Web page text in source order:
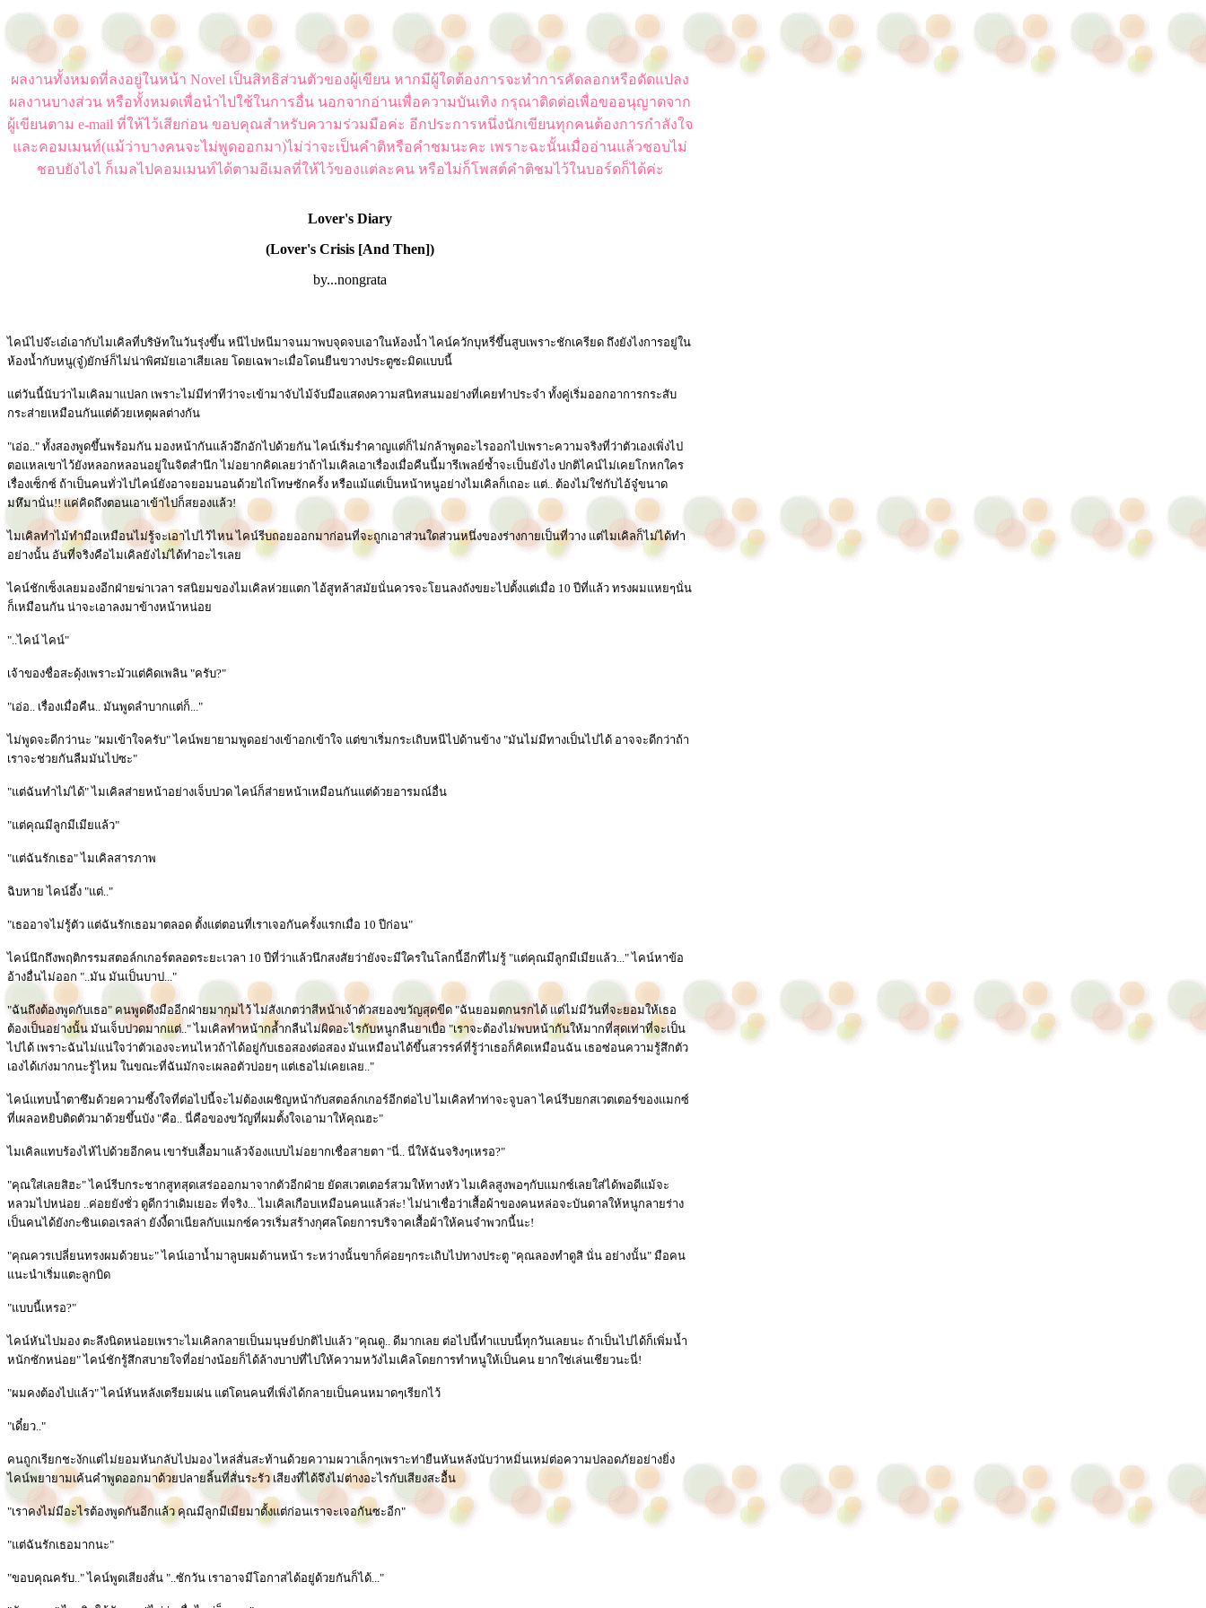
ผลงานทั้งหมดที่ลงอยู่ในหน้า Novel เป็นสิทธิส่วนตัวของผู้เขียน หากมีผู้ใดต้องการจะทำการคัดลอกหรือดัดแปลง
ผลงานบางส่วน หรือทั้งหมดเพื่อนำไปใช้ในการอื่น นอกจากอ่านเพื่อความบันเทิง กรุณาติดต่อเพื่อขออนุญาตจาก
ผู้เขียนตาม e-mail ที่ให้ไว้เสียก่อน ขอบคุณสำหรับความร่วมมือค่ะ อีกประการหนึ่งนักเขียนทุกคนต้องการกำลังใจ
และคอมเมนท์(แม้ว่าบางคนจะไม่พูดออกมา)ไม่ว่าจะเป็นคำติหรือคำชมนะคะ เพราะฉะนั้นเมื่ออ่านแล้วชอบไม่
ชอบยังไงไ ก็เมลไปคอมเมนท์ได้ตามอีเมลที่ให้ไว้ของแต่ละคน หรือไม่ก็โพสต์คำติชมไว้ในบอร์ดก็ได้ค่ะ
Lover's Diary
(Lover's Crisis [And Then])
by...nongrata
ไคน์ไปจ๊ะเอ๋เอากับไมเคิลที่บริษัทในวันรุ่งขึ้น หนีไปหนีมาจนมาพบจุดจบเอาในห้องน้ำ ไคน์ควักบุหรี่ขึ้นสูบเพราะชักเครียด ถึงยังไงการอยู่ใน
ห้องน้ำกับหนู(จู๋)ยักษ์ก็ไม่น่าพิศมัยเอาเสียเลย โดยเฉพาะเมื่อโดนยืนขวางประตูซะมิดแบบนี้
แต่วันนี้นับว่าไมเคิลมาแปลก เพราะไม่มีท่าทีว่าจะเข้ามาจับไม้จับมือแสดงความสนิทสนมอย่างที่เคยทำประจำ ทั้งคู่เริ่มออกอาการกระสับ
กระส่ายเหมือนกันแต่ด้วยเหตุผลต่างกัน
"เอ่อ.." ทั้งสองพูดขึ้นพร้อมกัน มองหน้ากันแล้วอึกอักไปด้วยกัน ไคน์เริ่มรำคาญแต่ก็ไม่กล้าพูดอะไรออกไปเพราะความจริงที่ว่าตัวเองเพิ่งไป
ตอแหลเขาไว้ยังหลอกหลอนอยู่ในจิตสำนึก ไม่อยากคิดเลยว่าถ้าไมเคิลเอาเรื่องเมื่อคืนนี้มารีเพลย์ซ้ำจะเป็นยังไง ปกติไคน์ไม่เคยโกหกใคร
เรื่องเซ็กซ์ ถ้าเป็นคนทั่วไปไคน์ยังอาจยอมนอนด้วยไถ่โทษซักครั้ง หรือแม้แต่เป็นหน้าหนูอย่างไมเคิลก็เถอะ แต่.. ต้องไม่ใช่กับไอ้จู๋ขนาด
มหึมานั่น!! แค่คิดถึงตอนเอาเข้าไปก็สยองแล้ว!
ไมเคิลทำไม้ทำมือเหมือนไม่รู้จะเอาไปไว้ไหน ไคน์รีบถอยออกมาก่อนที่จะถูกเอาส่วนใดส่วนหนึ่งของร่างกายเป็นที่วาง แต่ไมเคิลก็ไม่ได้ทำ
อย่างนั้น อันที่จริงคือไมเคิลยังไม่ได้ทำอะไรเลย
ไคน์ชักเซ็งเลยมองอีกฝ่ายฆ่าเวลา รสนิยมของไมเคิลห่วยแตก ไอ้สูทล้าสมัยนั่นควรจะโยนลงถังขยะไปตั้งแต่เมื่อ 10 ปีที่แล้ว ทรงผมแหยๆนั่น
ก็เหมือนกัน น่าจะเอาลงมาข้างหน้าหน่อย
"..ไคน์ ไคน์"
เจ้าของชื่อสะดุ้งเพราะมัวแต่คิดเพลิน "ครับ?"
"เอ่อ.. เรื่องเมื่อคืน.. มันพูดลำบากแต่ก็..."
ไม่พูดจะดีกว่านะ "ผมเข้าใจครับ" ไคน์พยายามพูดอย่างเข้าอกเข้าใจ แต่ขาเริ่มกระเถิบหนีไปด้านข้าง "มันไม่มีทางเป็นไปได้ อาจจะดีกว่าถ้า
เราจะช่วยกันลืมมันไปซะ"
"แต่ฉันทำไม่ได้" ไมเคิลส่ายหน้าอย่างเจ็บปวด ไคน์ก็ส่ายหน้าเหมือนกันแต่ด้วยอารมณ์อื่น
"แต่คุณมีลูกมีเมียแล้ว"
"แต่ฉันรักเธอ" ไมเคิลสารภาพ
ฉิบหาย ไคน์อึ้ง "แต่.."
"เธออาจไม่รู้ตัว แต่ฉันรักเธอมาตลอด ตั้งแต่ตอนที่เราเจอกันครั้งแรกเมื่อ 10 ปีก่อน"
ไคน์นึกถึงพฤติกรรมสตอล์กเกอร์ตลอดระยะเวลา 10 ปีที่ว่าแล้วนึกสงสัยว่ายังจะมีใครในโลกนี้อีกที่ไม่รู้ "แต่คุณมีลูกมีเมียแล้ว..." ไคน์หาข้อ
อ้างอื่นไม่ออก "..มัน มันเป็นบาป..."
"ฉันถึงต้องพูดกับเธอ" คนพูดดึงมืออีกฝ่ายมากุมไว้ ไม่สังเกตว่าสีหน้าเจ้าตัวสยองขวัญสุดขีด "ฉันยอมตกนรกได้ แต่ไม่มีวันที่จะยอมให้เธอ
ต้องเป็นอย่างนั้น มันเจ็บปวดมากแต่.." ไมเคิลทำหน้ากล้ำกลืนไม่ผิดอะไรกับหนูกลืนยาเบื่อ "เราจะต้องไม่พบหน้ากันให้มากที่สุดเท่าที่จะเป็น
ไปได้ เพราะฉันไม่แน่ใจว่าตัวเองจะทนไหวถ้าได้อยู่กับเธอสองต่อสอง มันเหมือนได้ขึ้นสวรรค์ที่รู้ว่าเธอก็คิดเหมือนฉัน เธอซ่อนความรู้สึกตัว
เองได้เก่งมากนะรู้ไหม ในขณะที่ฉันมักจะเผลอตัวบ่อยๆ แต่เธอไม่เคยเลย.."
ไคน์แทบน้ำตาซึมด้วยความซึ้งใจที่ต่อไปนี้จะไม่ต้องเผชิญหน้ากับสตอล์กเกอร์อีกต่อไป ไมเคิลทำท่าจะจูบลา ไคน์รีบยกสเวตเตอร์ของแมกซ์
ที่เผลอหยิบติดตัวมาด้วยขึ้นบัง "คือ.. นี่คือของขวัญที่ผมตั้งใจเอามาให้คุณฮะ"
ไมเคิลแทบร้องไห้ไปด้วยอีกคน เขารับเสื้อมาแล้วจ้องแบบไม่อยากเชื่อสายตา "นี่.. นี่ให้ฉันจริงๆเหรอ?"
"คุณใส่เลยสิฮะ" ไคน์รีบกระชากสูทสุดเสร่อออกมาจากตัวอีกฝ่าย ยัดสเวตเตอร์สวมให้ทางหัว ไมเคิลสูงพอๆกับแมกซ์เลยใส่ได้พอดีแม้จะ
หลวมไปหน่อย ..ค่อยยังชั่ว ดูดีกว่าเดิมเยอะ ที่จริง... ไมเคิลเกือบเหมือนคนแล้วล่ะ! ไม่น่าเชื่อว่าเสื้อผ้าของคนหล่อจะบันดาลให้หนูกลายร่าง
เป็นคนได้ยังกะซินเดอเรลล่า ยังงี้ดาเนียลกับแมกซ์ควรเริ่มสร้างกุศลโดยการบริจาคเสื้อผ้าให้คนจำพวกนี้นะ!
"คุณควรเปลี่ยนทรงผมด้วยนะ" ไคน์เอาน้ำมาลูบผมด้านหน้า ระหว่างนั้นขาก็ค่อยๆกระเถิบไปทางประตู "คุณลองทำดูสิ นั่น อย่างนั้น" มือคน
แนะนำเริ่มแตะลูกบิด
"แบบนี้เหรอ?"
ไคน์หันไปมอง ตะลึงนิดหน่อยเพราะไมเคิลกลายเป็นมนุษย์ปกติไปแล้ว "คุณดู.. ดีมากเลย ต่อไปนี้ทำแบบนี้ทุกวันเลยนะ ถ้าเป็นไปได้ก็เพิ่มน้ำ
หนักซักหน่อย" ไคน์ชักรู้สึกสบายใจที่อย่างน้อยก็ได้ล้างบาปที่ไปให้ความหวังไมเคิลโดยการทำหนูให้เป็นคน ยากใช่เล่นเชียวนะนี่!
"ผมคงต้องไปแล้ว" ไคน์หันหลังเตรียมเผ่น แต่โดนคนที่เพิ่งได้กลายเป็นคนหมาดๆเรียกไว้
"เดี๋ยว.."
คนถูกเรียกชะงักแต่ไม่ยอมหันกลับไปมอง ไหล่สั่นสะท้านด้วยความผวาเล็กๆเพราะท่ายืนหันหลังนับว่าหมิ่นเหม่ต่อความปลอดภัยอย่างยิ่ง
ไคน์พยายามเค้นคำพูดออกมาด้วยปลายลิ้นที่สั่นระรัว เสียงที่ได้จึงไม่ต่างอะไรกับเสียงสะอื้น
"เราคงไม่มีอะไรต้องพูดกันอีกแล้ว คุณมีลูกมีเมียมาตั้งแต่ก่อนเราจะเจอกันซะอีก"
"แต่ฉันรักเธอมากนะ"
"ขอบคุณครับ.." ไคน์พูดเสียงสั่น "..ซักวัน เราอาจมีโอกาสได้อยู่ด้วยกันก็ได้..."